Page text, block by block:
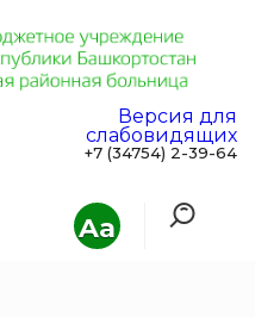
Aa
Версия для
слабовидящих
+7 (34754) 2-39-64